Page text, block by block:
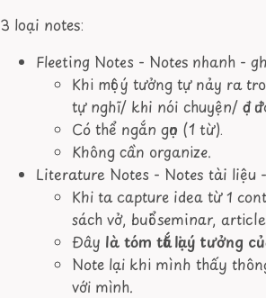
3 loại notes:
Fleeting Notes - Notes nhanh -
Khi một ý tưởng tự nảy ra
tự nghĩ/ khi nói chuyện/ đọc
Có thể ngắn gọn (1 từ).
Không cần organize.
Literature Notes - Notes tài liệu
Khi ta capture idea từ 1
sách vở, buổi seminar,
Đây là tóm tắt lại ý tưởng
Note lại khi mình thấy
với mình.